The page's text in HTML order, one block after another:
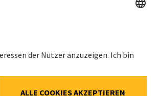
62,30 CHF
0,00 CHF (0,00%)